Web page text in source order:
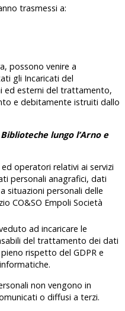
trasmessi a:
possono venire a
gli Incaricati del
ed esterni del trattamento,
e debitamente istruiti dallo
Biblioteche lungo l’Arno e
operatori relativi ai servizi
personali anagrafici, dati
situazioni personali delle
CO&SO Empoli Società
ad incaricare le
del trattamento dei dati
rispetto del GDPR e
non vengono in
o diffusi a terzi.